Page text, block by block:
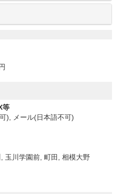
等
), メール(日本語不可)
玉川学園前, 町田, 相模大野